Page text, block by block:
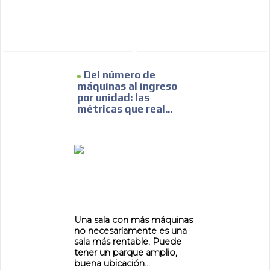
Del número de
máquinas al ingreso
por unidad: las
métricas que real...
Una sala con más máquinas
no necesariamente es una
sala más rentable. Puede
tener un parque amplio,
buena ubicación...